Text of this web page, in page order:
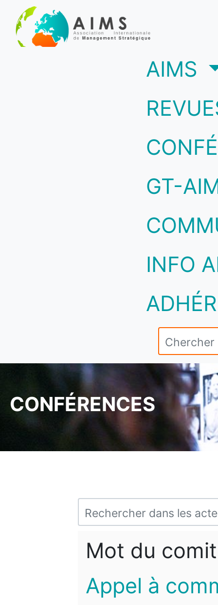
AIMS
GT-
INFO
CONFÉRENCES
Mot du
Appel à